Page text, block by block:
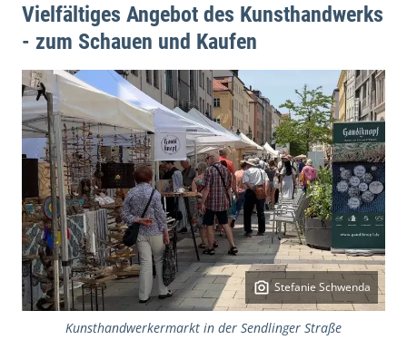
Vielfältiges Angebot des Kunsthandwerks
- zum Schauen und Kaufen
Stefanie Schwenda
Kunsthandwerkermarkt in der Sendlinger Straße